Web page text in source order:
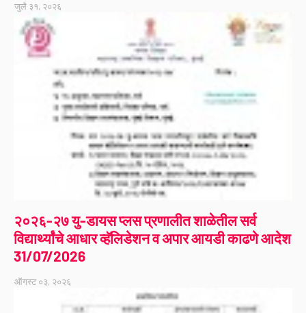
जुलै ३१, २०२६
२०२६-२७ यु-डायस प्लस प्रणालीत शाळेतील सर्व
विद्यार्थ्यांचे आधार व्हॅलिडेशन व अपार आयडी काढणे आदेश
31/07/2026
ऑगस्ट ०३, २०२६